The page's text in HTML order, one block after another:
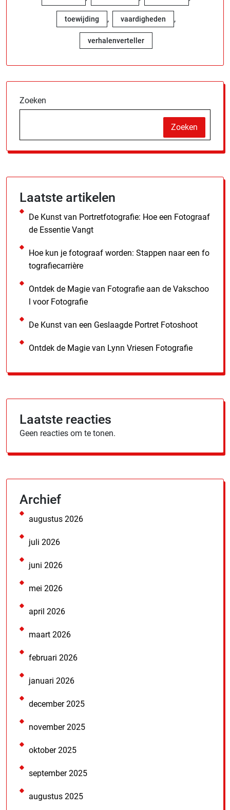
toewijding , vaardigheden ,
verhalenverteller
Zoeken
Zoeken
Laatste artikelen
De Kunst van Portretfotografie: Hoe een Fotograaf
de Essentie Vangt
Hoe kun je fotograaf worden: Stappen naar een fo
tografiecarrière
Ontdek de Magie van Fotografie aan de Vakschoo
l voor Fotografie
De Kunst van een Geslaagde Portret Fotoshoot
Ontdek de Magie van Lynn Vriesen Fotografie
Laatste reacties
Geen reacties om te tonen.
Archief
augustus 2026
juli 2026
juni 2026
mei 2026
april 2026
maart 2026
februari 2026
januari 2026
december 2025
november 2025
oktober 2025
september 2025
augustus 2025